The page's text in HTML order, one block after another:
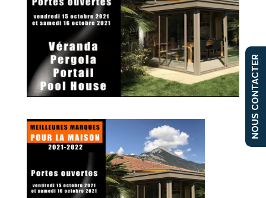
NOUS CONTACTER